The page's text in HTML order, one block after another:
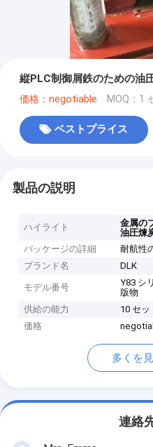
縦PLC制御屑鉄のための油
価格：negotiable MOQ：1
ベストプライス
製品の説明
ハイライト 金属の
油圧煉
パッケージの詳細
耐航性
ブランド名
DLK
モデル番号
Y83 シ
版物
供給の能力
10 セ
価格
多くを
連絡